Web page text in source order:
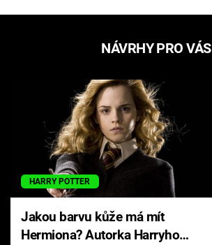
NÁVRHY PRO VÁS
HARRY POTTER
Jakou barvu kůže má mít
Hermiona? Autorka Harryho